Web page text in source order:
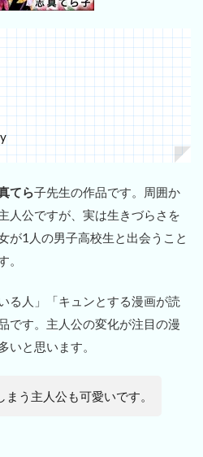
てら子先生の作品です。周囲か
人公ですが、実は生きづらさを
が1人の男子高校生と出会うこと
。
る人」「キュンとする漫画が読
です。主人公の変化が注目の漫
いと思います。
まう主人公も可愛いです。